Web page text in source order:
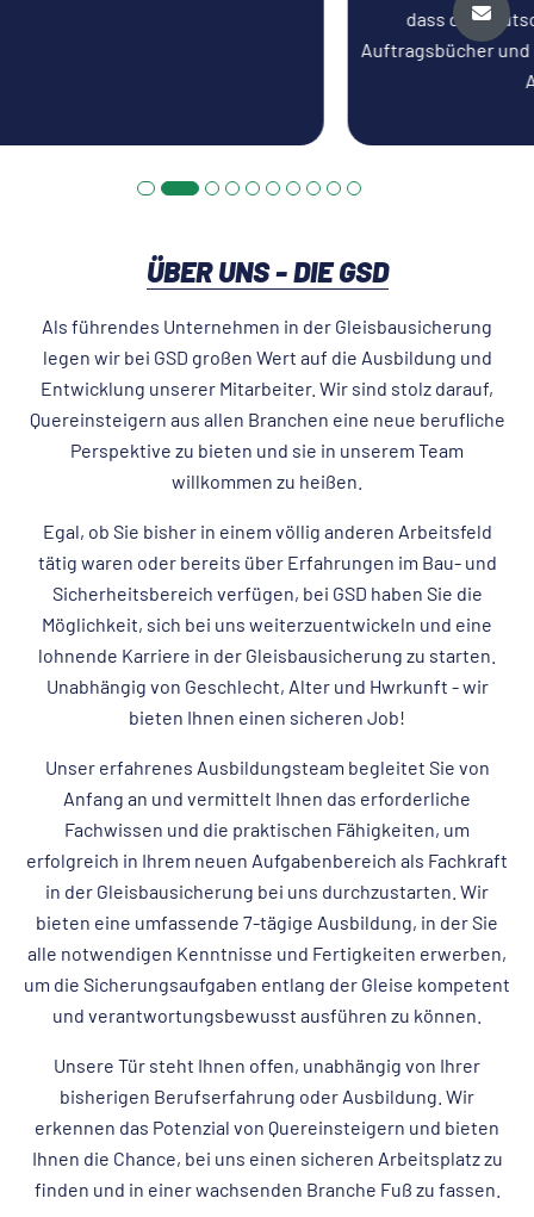
dass die Deutsche Bahn für kontinuierlich volle
Auftragsbücher und damit für einen sicheren und stabilen
ÜBER UNS - DIE GSD
Als führendes Unternehmen in der Gleisbausicherung
legen wir bei GSD großen Wert auf die Ausbildung und
Entwicklung unserer Mitarbeiter. Wir sind stolz darauf,
Quereinsteigern aus allen Branchen eine neue berufliche
Perspektive zu bieten und sie in unserem Team
willkommen zu heißen.
Egal, ob Sie bisher in einem völlig anderen Arbeitsfeld
tätig waren oder bereits über Erfahrungen im Bau- und
Sicherheitsbereich verfügen, bei GSD haben Sie die
Möglichkeit, sich bei uns weiterzuentwickeln und eine
lohnende Karriere in der Gleisbausicherung zu starten.
Unabhängig von Geschlecht, Alter und Hwrkunft - wir
bieten Ihnen einen sicheren Job!
Unser erfahrenes Ausbildungsteam begleitet Sie von
Anfang an und vermittelt Ihnen das erforderliche
Fachwissen und die praktischen Fähigkeiten, um
erfolgreich in Ihrem neuen Aufgabenbereich als Fachkraft
in der Gleisbausicherung bei uns durchzustarten. Wir
bieten eine umfassende 7-tägige Ausbildung, in der Sie
alle notwendigen Kenntnisse und Fertigkeiten erwerben,
um die Sicherungsaufgaben entlang der Gleise kompetent
und verantwortungsbewusst ausführen zu können.
Unsere Tür steht Ihnen offen, unabhängig von Ihrer
bisherigen Berufserfahrung oder Ausbildung. Wir
erkennen das Potenzial von Quereinsteigern und bieten
Ihnen die Chance, bei uns einen sicheren Arbeitsplatz zu
finden und in einer wachsenden Branche Fuß zu fassen.